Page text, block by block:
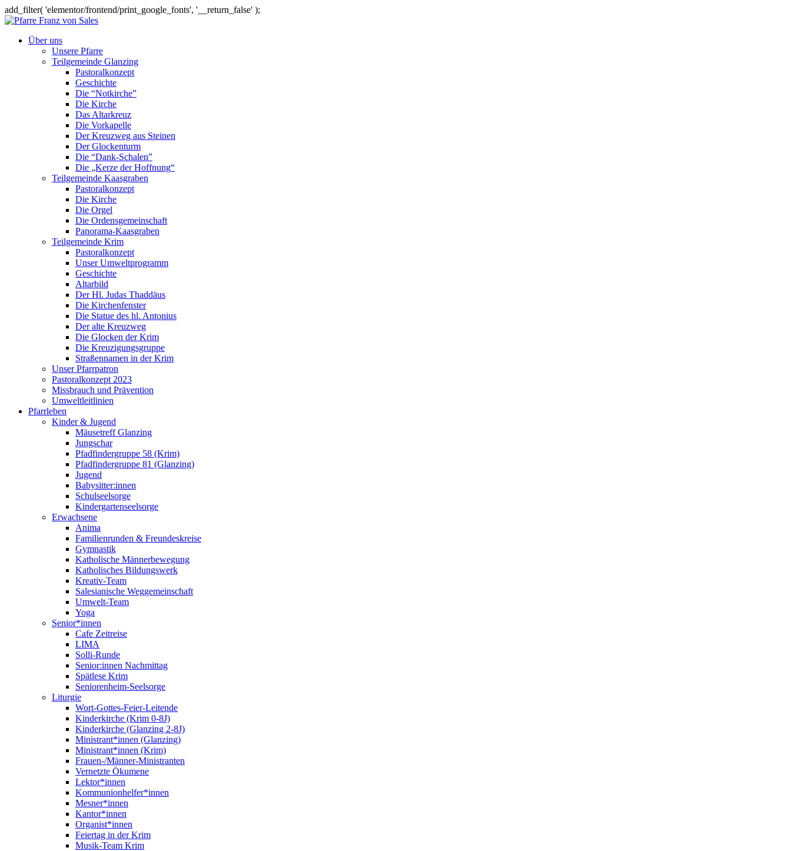
add_filter( 'elementor/frontend/print_google_fonts', '__return_false' );
Über uns
Unsere Pfarre
Teilgemeinde Glanzing
Pastoralkonzept
Geschichte
Die “Notkirche”
Die Kirche
Das Altarkreuz
Die Vorkapelle
Der Kreuzweg aus Steinen
Der Glockenturm
Die “Dank-Schalen”
Die „Kerze der Hoffnung“
Teilgemeinde Kaasgraben
Pastoralkonzept
Die Kirche
Die Orgel
Die Ordensgemeinschaft
Panorama-Kaasgraben
Teilgemeinde Krim
Pastoralkonzept
Unser Umweltprogramm
Geschichte
Altarbild
Der Hl. Judas Thaddäus
Die Kirchenfenster
Die Statue des hl. Antonius
Der alte Kreuzweg
Die Glocken der Krim
Die Kreuzigungsgruppe
Straßennamen in der Krim
Unser Pfarrpatron
Pastoralkonzept 2023
Missbrauch und Prävention
Umweltleitlinien
Pfarrleben
Kinder & Jugend
Mäusetreff Glanzing
Jungschar
Pfadfindergruppe 58 (Krim)
Pfadfindergruppe 81 (Glanzing)
Jugend
Babysitter:innen
Schulseelsorge
Kindergartenseelsorge
Erwachsene
Anima
Familienrunden & Freundeskreise
Gymnastik
Katholische Männerbewegung
Katholisches Bildungswerk
Kreativ-Team
Salesianische Weggemeinschaft
Umwelt-Team
Yoga
Senior*innen
Cafe Zeitreise
LIMA
Solli-Runde
Senior:innen Nachmittag
Spätlese Krim
Seniorenheim-Seelsorge
Liturgie
Wort-Gottes-Feier-Leitende
Kinderkirche (Krim 0-8J)
Kinderkirche (Glanzing 2-8J)
Ministrant*innen (Glanzing)
Ministrant*innen (Krim)
Frauen-/Männer-Ministranten
Vernetzte Ökumene
Lektor*innen
Kommunionhelfer*innen
Mesner*innen
Kantor*innen
Organist*innen
Feiertag in der Krim
Musik-Team Krim